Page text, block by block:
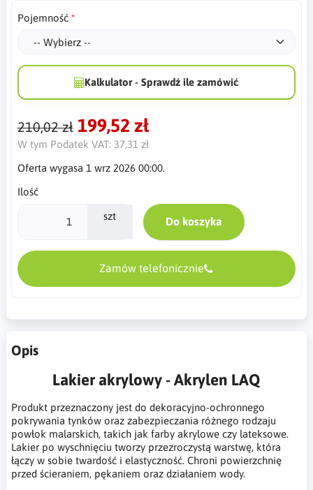
Pojemność
Kalkulator - Sprawdź ile zamówić
210,02 zł 199,52 zł
W tym Podatek VAT: 37,31 zł
Oferta wygasa 1 wrz 2026 00:00.
Ilość
szt Do koszyka
Zamów telefonicznie
Opis
Lakier akrylowy - Akrylen LAQ
Produkt przeznaczony jest do dekoracyjno-ochronnego
pokrywania tynków oraz zabezpieczania różnego rodzaju
powłok malarskich, takich jak farby akrylowe czy lateksowe.
Lakier po wyschnięciu tworzy przezroczystą warstwę, która
łączy w sobie twardość i elastyczność. Chroni powierzchnię
przed ścieraniem, pękaniem oraz działaniem wody.